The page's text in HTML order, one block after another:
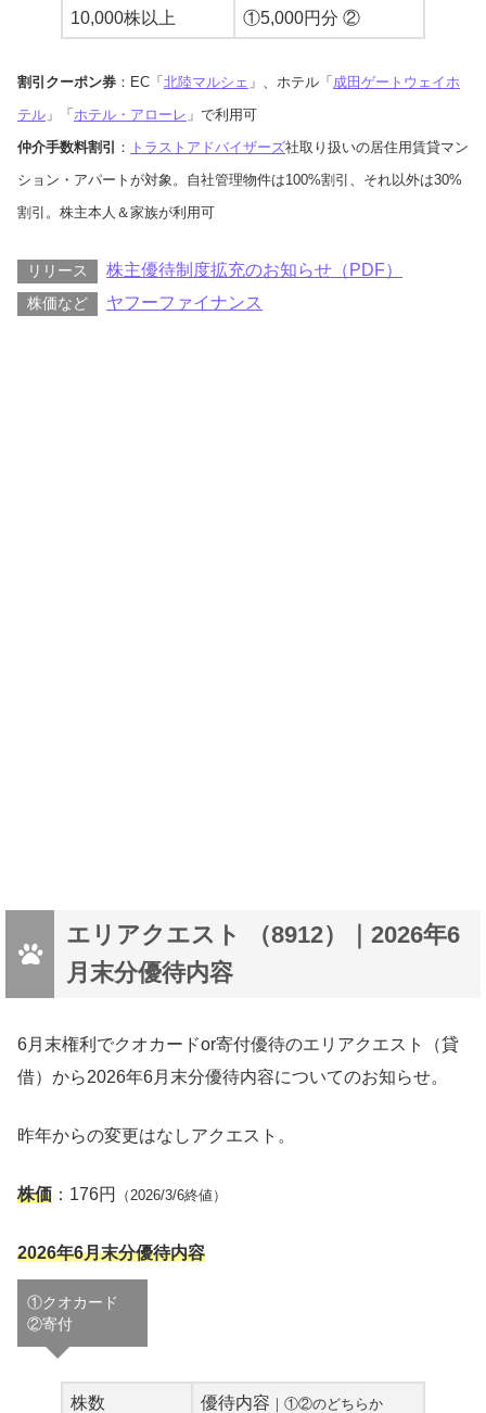
10,000株以上 ①5,000円分 ②
割引クーポン券 ：EC「 北陸マルシェ 」、ホテル「 成田ゲートウェイホ
テル 」「 ホテル・アローレ 」で利用可
仲介手数料割引
： トラストアドバイザーズ社取り扱いの居住用賃貸マン
ション・アパートが対象。自社管理物件は100%割引、それ以外は30%
割引。株主本人＆家族が利用可
リリース 株主優待制度拡充のお知らせ（PDF）
株価など ヤフーファイナンス
エリアクエスト （8912）｜2026年6
月末分優待内容
6月末権利でクオカードor寄付優待のエリアクエスト（貸
借）から2026年6月末分優待内容についてのお知らせ。
昨年からの変更はなしアクエスト。
株価 ：176円 （2026/3/6終値）
2026年6月末分優待内容
①クオカード
②寄付
株数 優待内容 ｜①②のどちらか